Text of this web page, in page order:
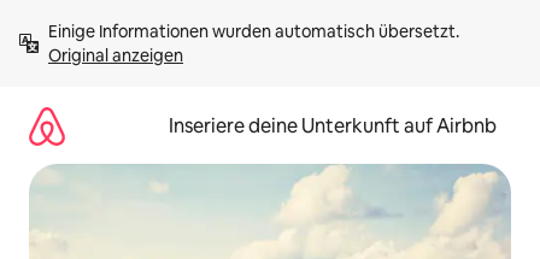
Inhalten
springenOriginal anzeigen
Inseriere deine Unterkunft auf Airbnb